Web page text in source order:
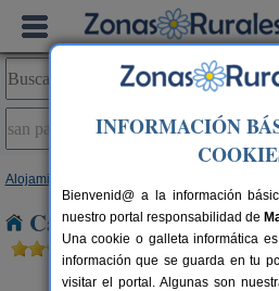
Alojamientos
Casas Rurales en San
INFORMACIÓN
Bienvenid@ a la información
nuestro portal responsabilidad de
Una cookie o galleta informática
información que se guarda en tu
visitar el portal. Algunas son